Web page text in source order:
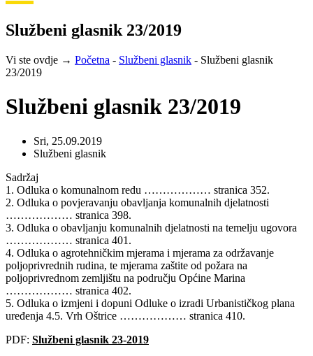
Službeni glasnik 23/2019
Vi ste ovdje → Početna - Službeni glasnik - Službeni glasnik
23/2019
Službeni glasnik 23/2019
Sri, 25.09.2019
Službeni glasnik
Sadržaj
1. Odluka o komunalnom redu ……………… stranica 352.
2. Odluka o povjeravanju obavljanja komunalnih djelatnosti
……………… stranica 398.
3. Odluka o obavljanju komunalnih djelatnosti na temelju ugovora
……………… stranica 401.
4. Odluka o agrotehničkim mjerama i mjerama za održavanje
poljoprivrednih rudina, te mjerama zaštite od požara na
poljoprivrednom zemljištu na području Općine Marina
……………… stranica 402.
5. Odluka o izmjeni i dopuni Odluke o izradi Urbanističkog plana
uređenja 4.5. Vrh Oštrice ……………… stranica 410.
PDF: Službeni glasnik 23-2019